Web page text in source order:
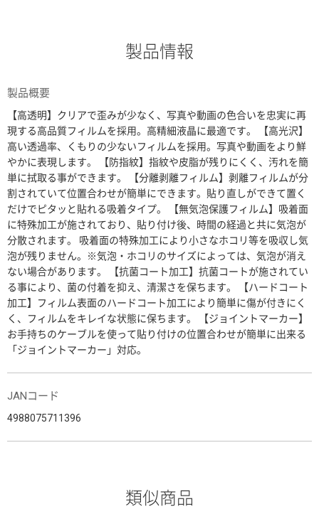
製品情報
製品概要
【高透明】クリアで歪みが少なく、写真や動画の色合いを忠実に再
現する高品質フィルムを採用。高精細液晶に最適です。 【高光沢】
高い透過率、くもりの少ないフィルムを採用。写真や動画をより鮮
やかに表現します。 【防指紋】指紋や皮脂が残りにくく、汚れを簡
単に拭取る事ができます。 【分離剥離フィルム】剥離フィルムが分
割されていて位置合わせが簡単にできます。貼り直しができて置く
だけでピタッと貼れる吸着タイプ。 【無気泡保護フィルム】吸着面
に特殊加工が施されており、貼り付け後、時間の経過と共に気泡が
分散されます。 吸着面の特殊加工により小さなホコリ等を吸収し気
泡が残りません。※気泡・ホコリのサイズによっては、気泡が消え
ない場合があります。 【抗菌コート加工】抗菌コートが施されてい
る事により、菌の付着を抑え、清潔さを保ちます。 【ハードコート
加工】フィルム表面のハードコート加工により簡単に傷が付きにく
く、フィルムをキレイな状態に保ちます。 【ジョイントマーカー】
お手持ちのケーブルを使って貼り付けの位置合わせが簡単に出来る
「ジョイントマーカー」対応。
JANコード
4988075711396
類似商品